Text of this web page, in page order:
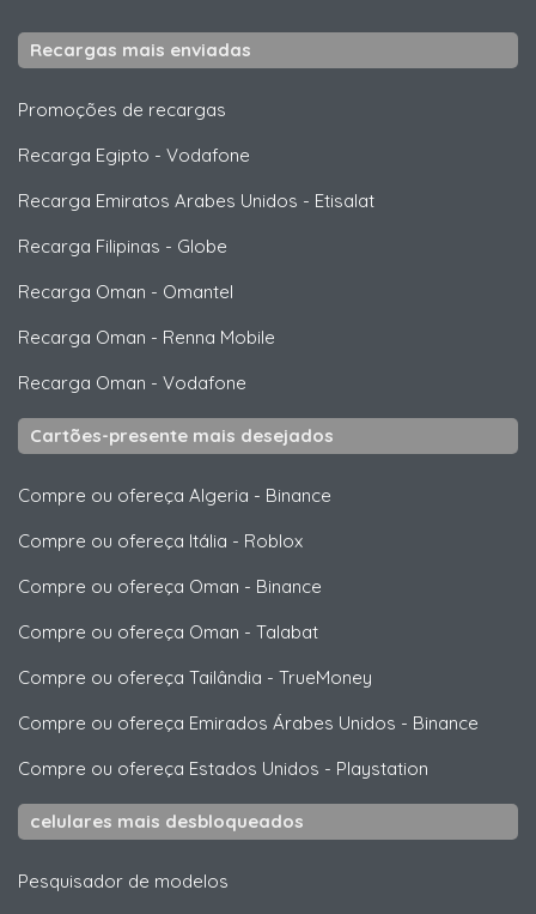
Recargas mais enviadas
Promoções de recargas
Recarga Egipto - Vodafone
Recarga Emiratos Arabes Unidos - Etisalat
Recarga Filipinas - Globe
Recarga Oman - Omantel
Recarga Oman - Renna Mobile
Recarga Oman - Vodafone
Cartões-presente mais desejados
Compre ou ofereça Algeria - Binance
Compre ou ofereça Itália - Roblox
Compre ou ofereça Oman - Binance
Compre ou ofereça Oman - Talabat
Compre ou ofereça Tailândia - TrueMoney
Compre ou ofereça Emirados Árabes Unidos - Binance
Compre ou ofereça Estados Unidos - Playstation
celulares mais desbloqueados
Pesquisador de modelos